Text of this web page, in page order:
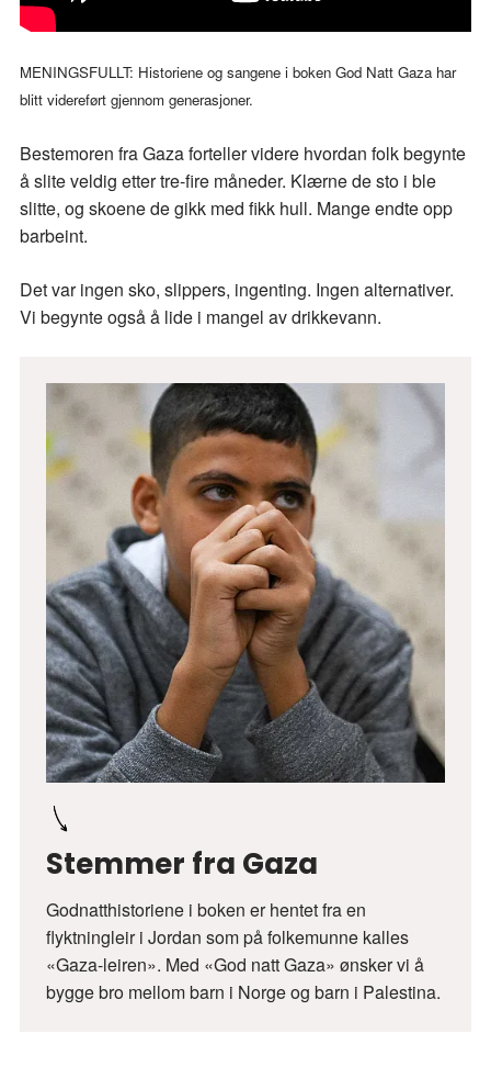
MENINGSFULLT: Historiene og sangene i boken God Natt Gaza har
blitt videreført gjennom generasjoner.
Bestemoren fra Gaza forteller videre hvordan folk begynte
å slite veldig etter tre-fire måneder. Klærne de sto i ble
slitte, og skoene de gikk med fikk hull. Mange endte opp
barbeint.
Det var ingen sko, slippers, ingenting. Ingen alternativer.
Vi begynte også å lide i mangel av drikkevann.
Stemmer fra Gaza
Godnatthistoriene i boken er hentet fra en
flyktningleir i Jordan som på folkemunne kalles
«Gaza-leiren». Med «God natt Gaza» ønsker vi å
bygge bro mellom barn i Norge og barn i Palestina.